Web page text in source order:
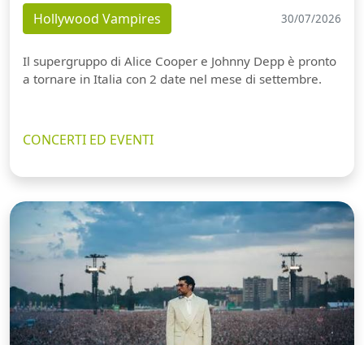
Hollywood Vampires 30/07/2026
Il supergruppo di Alice Cooper e Johnny Depp è pronto
a tornare in Italia con 2 date nel mese di settembre.
CONCERTI ED EVENTI